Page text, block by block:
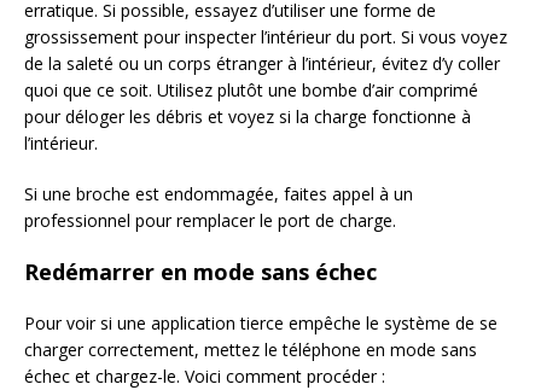
erratique. Si possible, essayez d’utiliser une forme de
grossissement pour inspecter l’intérieur du port. Si vous voyez
de la saleté ou un corps étranger à l’intérieur, évitez d’y coller
quoi que ce soit. Utilisez plutôt une bombe d’air comprimé
pour déloger les débris et voyez si la charge fonctionne à
l’intérieur.
Si une broche est endommagée, faites appel à un
professionnel pour remplacer le port de charge.
Redémarrer en mode sans échec
Pour voir si une application tierce empêche le système de se
charger correctement, mettez le téléphone en mode sans
échec et chargez-le. Voici comment procéder :